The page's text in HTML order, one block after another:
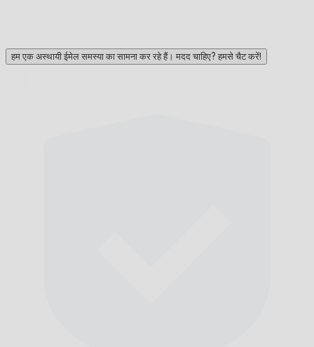
हम एक अस्थायी ईमेल समस्या का सामना कर रहे हैं। मदद चाहिए? हमसे चैट करें!